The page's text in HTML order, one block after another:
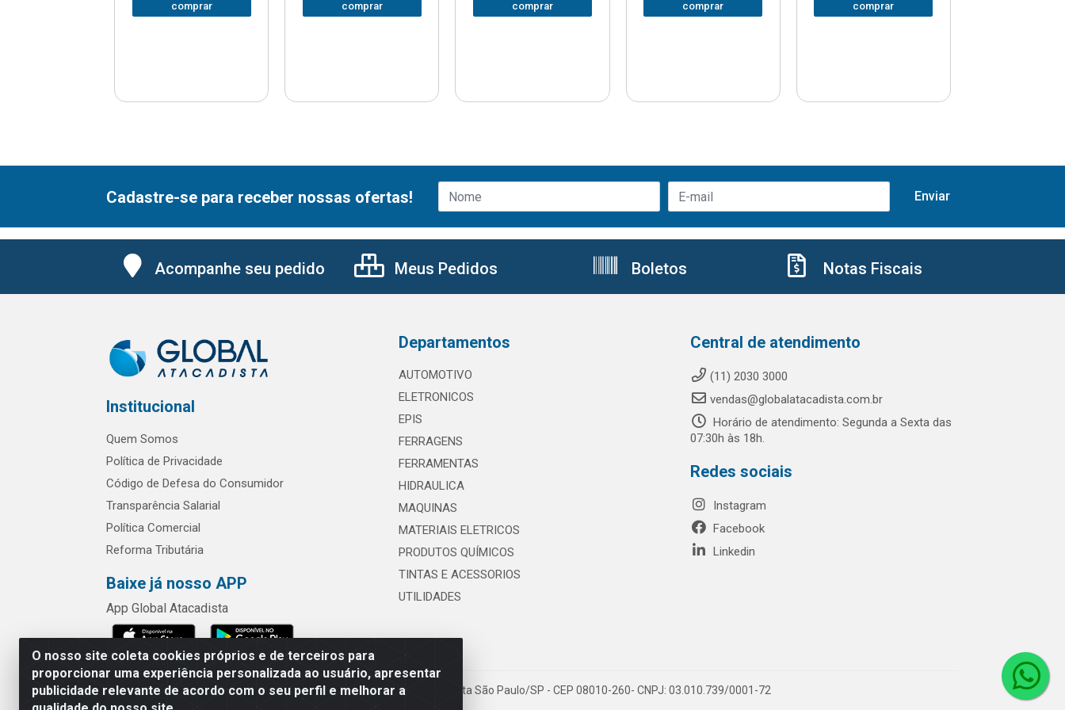
comprar
comprar
comprar
comprar
comprar
O nosso site coleta cookies próprios e de terceiros para
proporcionar uma experiência personalizada ao usuário, apresentar
publicidade relevante de acordo com o seu perfil e melhorar a
Cadastre-se para receber nossas ofertas!
Acompanhe seu pedido Meus Pedidos Boletos Notas Fiscais
Institucional
Quem Somos
Política de Privacidade
Código de Defesa do Consumidor
Transparência Salarial
Política Comercial
Reforma Tributária
Baixe já nosso APP
App Global Atacadista
Departamentos
AUTOMOTIVO
ELETRONICOS
EPIS
FERRAGENS
FERRAMENTAS
HIDRAULICA
MAQUINAS
MATERIAIS ELETRICOS
PRODUTOS QUÍMICOS
TINTAS E ACESSORIOS
UTILIDADES
Central de atendimento
(11) 2030 3000
vendas@globalatacadista.com.br
Horário de atendimento: Segunda a Sexta das
07:30h às 18h.
Redes sociais
Instagram
Facebook
Linkedin
Rua Chipuê, 117 - S. Miguel Paulista São Paulo/SP - CEP 08010-260- CNPJ: 03.010.739/0001-72